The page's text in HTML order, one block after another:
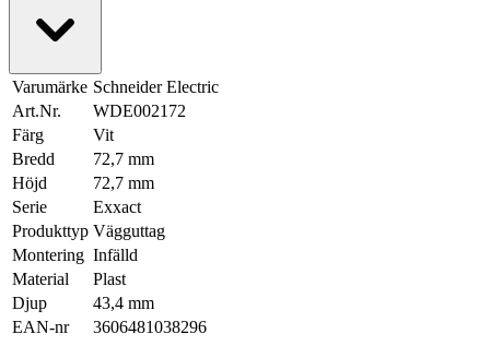
Varumärke Schneider Electric
Art.Nr.
WDE002172
Färg
Vit
Bredd
72,7 mm
Höjd
72,7 mm
Serie
Exxact
Produkttyp Vägguttag
Montering Infälld
Material
Plast
Djup
43,4 mm
EAN-nr
3606481038296